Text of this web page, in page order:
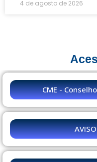
4 de agosto de 2026
CME -